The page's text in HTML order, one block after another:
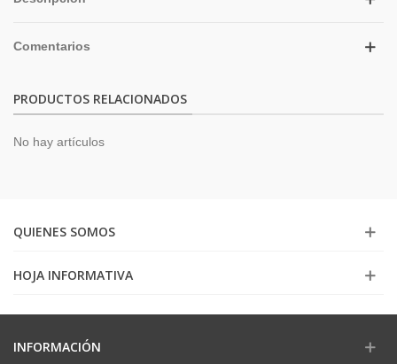
Comentarios
PRODUCTOS RELACIONADOS
No hay artículos
QUIENES SOMOS
HOJA INFORMATIVA
INFORMACIÓN